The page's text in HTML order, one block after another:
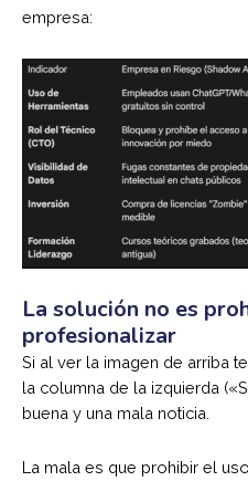
empresa:
La solución no es
profesionalizar
Si al ver la imagen de arriba
la columna de la izquierda
buena y una mala noticia.
La mala es que prohibir el